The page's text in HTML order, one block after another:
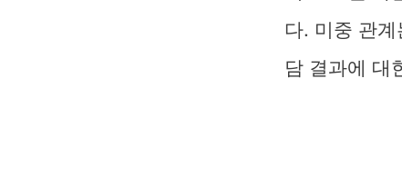
다. 미중 관
담 결과에 대